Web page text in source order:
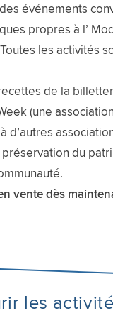
événements
propres à l’
les activités
de la
(une
d’autres
du
vente dès
les